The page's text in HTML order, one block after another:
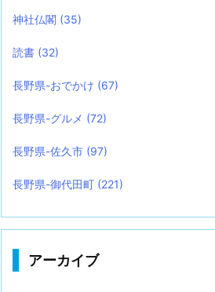
神社仏閣 (35)
読書 (32)
長野県-おでかけ (67)
長野県-グルメ (72)
長野県-佐久市 (97)
長野県-御代田町 (221)
アーカイブ